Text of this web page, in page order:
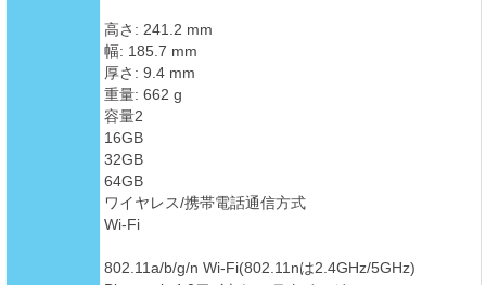
高さ: 241.2 mm
幅: 185.7 mm
厚さ: 9.4 mm
重量: 662 g
容量2
16GB
32GB
64GB
ワイヤレス/携帯電話通信方式
Wi-Fi
802.11a/b/g/n Wi-Fi(802.11nは2.4GHz/5GHz)